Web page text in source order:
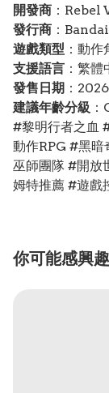
開發商 ：
發行商 ：
遊戲類型 ：動
支援語言 ：繁
發售日期 ：
建議年齡分級
#黎明行者之
動作RPG #黑
巫師團隊 #開放
姆特推薦 #遊戲
你可能感興